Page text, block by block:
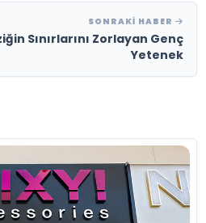
SONRAKI HABER
Sınırlarını Zorlayan Genç
Yetenek